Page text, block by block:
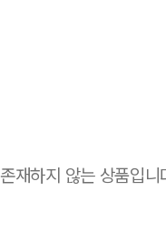
존재하지 않는 상품입니